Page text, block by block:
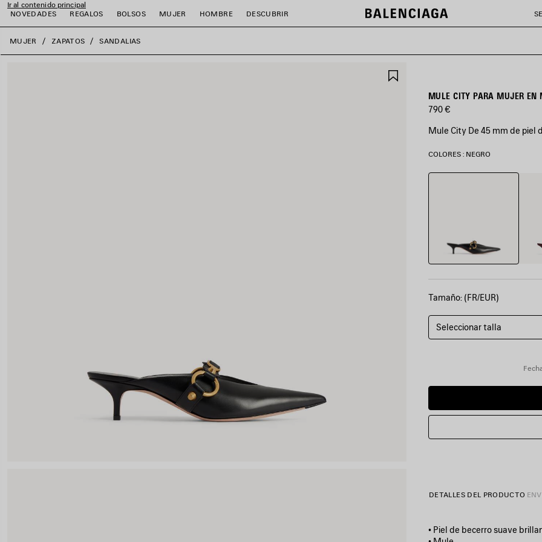
Ir al contenido principal
NOVEDADES
REGALOS BOLSOS MUJER HOMBRE DESCUBRIR
close the banner
MUJER ZAPATOS SANDALIAS
FAVORITOSMULE CITY PARA MUJER EN
790 €
Mule City De 45 mm de piel
COLORES : NEGRO
Negro
Tamaño: (FR/EUR)
Seleccionar talla
DETALLES DEL PRODUCTO
• Piel de becerro suave